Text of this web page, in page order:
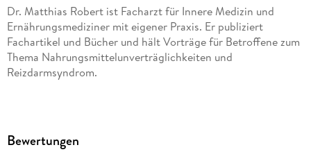
Dr. Matthias Robert ist Facharzt für Innere Medizin und
Ernährungsmediziner mit eigener Praxis. Er publiziert
Fachartikel und Bücher und hält Vorträge für Betroffene zum
Thema Nahrungsmittelunverträglichkeiten und
Reizdarmsyndrom.
Bewertungen